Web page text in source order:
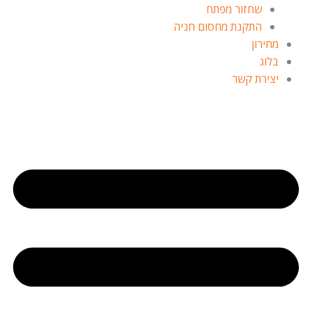
שחזור מפתח
התקנת מחסום חניה
מחירון
בלוג
יצירת קשר